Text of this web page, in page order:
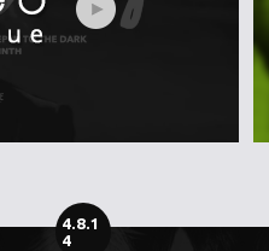
4.8.1
4